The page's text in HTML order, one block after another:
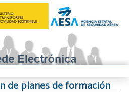
de planes de formación